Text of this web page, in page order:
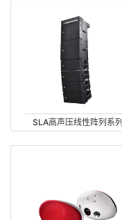
SLA高声压线性阵列系列